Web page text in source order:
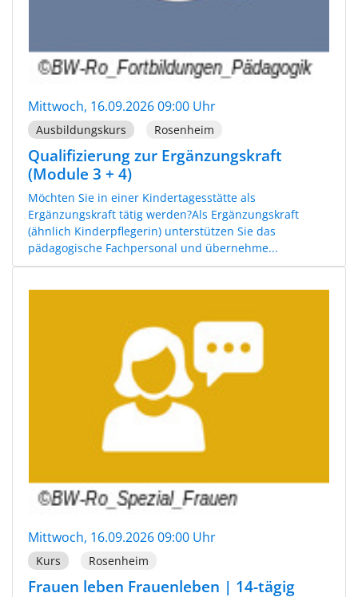
Mittwoch, 16.09.2026 09:00 Uhr
Ausbildungskurs Rosenheim
Qualifizierung zur Ergänzungskraft
(Module 3 + 4)
Möchten Sie in einer Kindertagesstätte als
Ergänzungskraft tätig werden?Als Ergänzungskraft
(ähnlich Kinderpflegerin) unterstützen Sie das
pädagogische Fachpersonal und übernehme...
Mittwoch, 16.09.2026 09:00 Uhr
Kurs Rosenheim
Frauen leben Frauenleben | 14-tägig